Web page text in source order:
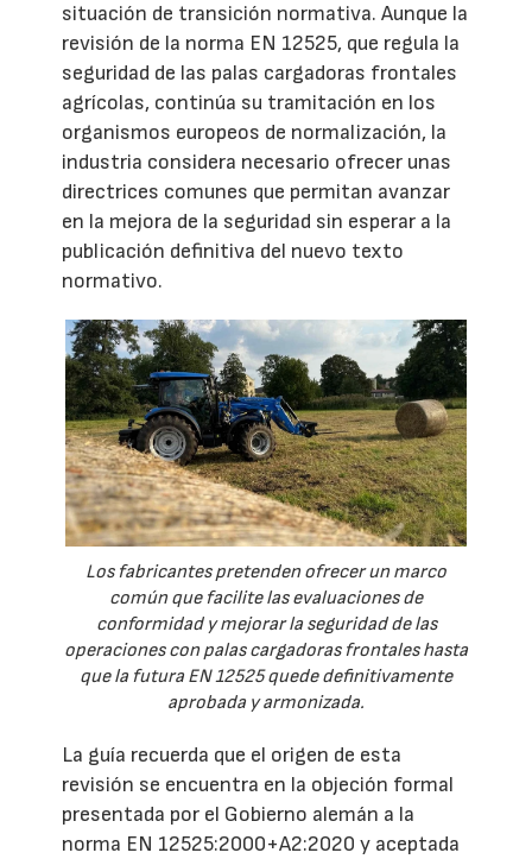
situación de transición normativa. Aunque la
revisión de la norma EN 12525, que regula la
seguridad de las palas cargadoras frontales
agrícolas, continúa su tramitación en los
organismos europeos de normalización, la
industria considera necesario ofrecer unas
directrices comunes que permitan avanzar
en la mejora de la seguridad sin esperar a la
publicación definitiva del nuevo texto
normativo.
Los fabricantes pretenden ofrecer un marco
común que facilite las evaluaciones de
conformidad y mejorar la seguridad de las
operaciones con palas cargadoras frontales hasta
que la futura EN 12525 quede definitivamente
aprobada y armonizada.
La guía recuerda que el origen de esta
revisión se encuentra en la objeción formal
presentada por el Gobierno alemán a la
norma EN 12525:2000+A2:2020 y aceptada